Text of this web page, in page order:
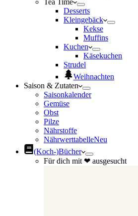
Tea Time
Desserts
Kleingebäck
Kekse
Muffins
Kuchen
Käsekuchen
Strudel
Weihnachten
Saison & Zutaten
Saisonkalender
Gemüse
Obst
Pilze
Nährstoffe
NährwerttabelleNeu
(Koch-)Bücher
Für dich mit ❤ ausgesucht